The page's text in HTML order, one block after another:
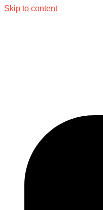
Skip to content